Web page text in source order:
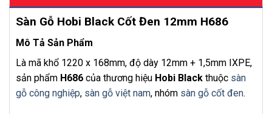
Sàn Gỗ Hobi Black Cốt Đen 12mm H686
Mô Tả Sản Phẩm
Là mã khổ 1220 x 168mm, độ dày 12mm + 1,5mm IXPE,
sản phẩm H686 của thương hiệu Hobi Black thuộc sàn
gỗ công nghiệp, sàn gỗ việt nam, nhóm sàn gỗ cốt đen.